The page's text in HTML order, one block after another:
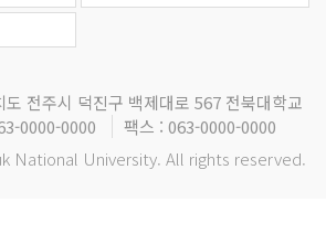
도 전주시 덕진구 백제대로 567 전북대학교
0000-0000
팩스 : 063-0000-0000
National University. All rights reserved.